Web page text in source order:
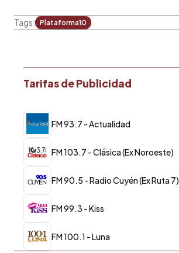
Tags: Plataforma10
Tarifas de Publicidad
FM 93.7 - Actualidad
FM 103.7 - Clásica (Ex Noroeste)
FM 90.5 - Radio Cuyén (Ex Ruta 7)
FM 99.3 - Kiss
FM 100.1 - Luna